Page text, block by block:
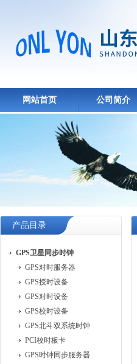
网站首页 公司简介
产品目录
GPS卫星同步时钟
GPS对时服务器
GPS授时设备
GPS对时设备
GPS校时设备
GPS北斗双系统时钟
PCI校时板卡
GPS时钟同步服务器